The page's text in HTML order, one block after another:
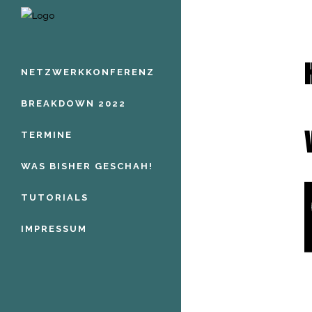
NETZWERKKONFERENZ
BREAKDOWN 2022
TERMINE
WAS BISHER GESCHAH!
TUTORIALS
IMPRESSUM